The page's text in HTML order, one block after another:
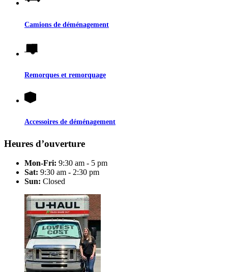
Camions de déménagement
Remorques et remorquage
Accessoires de déménagement
Heures d’ouverture
Mon-Fri: 9:30 am - 5 pm
Sat: 9:30 am - 2:30 pm
Sun: Closed